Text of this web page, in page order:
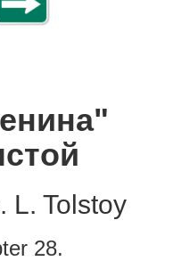
L. Tolstoy
28.